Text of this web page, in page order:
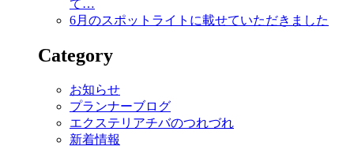
て…
6月のスポットライトに載せていただきました
Category
お知らせ
プランナーブログ
エクステリアチバのつれづれ
新着情報